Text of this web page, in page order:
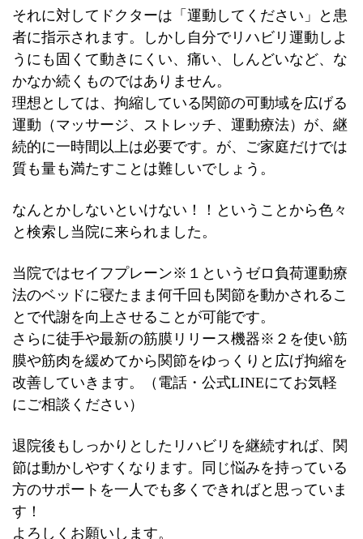
それに対してドクターは「運動してください」と患
者に指示されます。しかし自分でリハビリ運動しよ
うにも固くて動きにくい、痛い、しんどいなど、な
かなか続くものではありません。
理想としては、拘縮している関節の可動域を広げる
運動（マッサージ、ストレッチ、運動療法）が、継
続的に一時間以上は必要です。が、ご家庭だけでは
質も量も満たすことは難しいでしょう。
なんとかしないといけない！！ということから色々
と検索し当院に来られました。
当院ではセイフプレーン※１というゼロ負荷運動療
法のベッドに寝たまま何千回も関節を動かされるこ
とで代謝を向上させることが可能です。
さらに徒手や最新の筋膜リリース機器※２を使い筋
膜や筋肉を緩めてから関節をゆっくりと広げ拘縮を
改善していきます。（電話・公式LINEにてお気軽
にご相談ください）
退院後もしっかりとしたリハビリを継続すれば、関
節は動かしやすくなります。同じ悩みを持っている
方のサポートを一人でも多くできればと思っていま
す！
よろしくお願いします。